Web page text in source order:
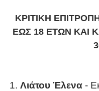
ΚΡΙΤΙΚΗ
ΕΩΣ 18 ΕΤΩΝ ΚΑΙ
1. Λιάτου Έλενα-